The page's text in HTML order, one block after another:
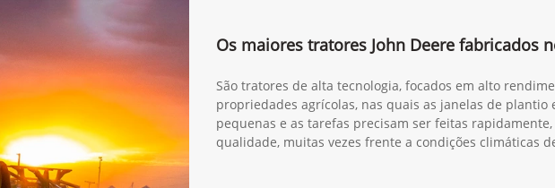
Os maiores tratores John Deere fabricados
São tratores de alta tecnologia, focados em alto
propriedades agrícolas, nas quais as janelas de plantio
pequenas e as tarefas precisam ser feitas
qualidade, muitas vezes frente a condições climáticas